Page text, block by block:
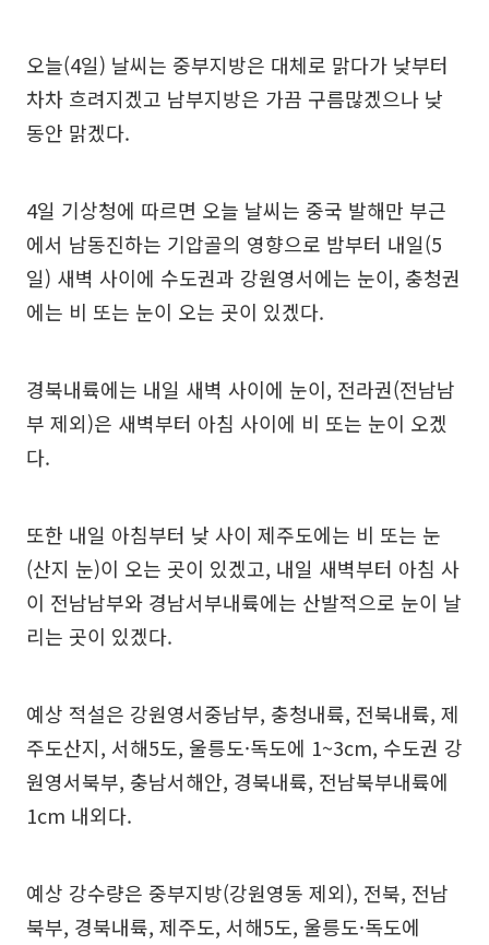
오늘(4일) 날씨는 중부지방은 대체로 맑다가 낮부터
차차 흐려지겠고 남부지방은 가끔 구름많겠으나 낮
동안 맑겠다.
4일 기상청에 따르면 오늘 날씨는 중국 발해만 부근
에서 남동진하는 기압골의 영향으로 밤부터 내일(5
일) 새벽 사이에 수도권과 강원영서에는 눈이, 충청권
에는 비 또는 눈이 오는 곳이 있겠다.
경북내륙에는 내일 새벽 사이에 눈이, 전라권(전남남
부 제외)은 새벽부터 아침 사이에 비 또는 눈이 오겠
다.
또한 내일 아침부터 낮 사이 제주도에는 비 또는 눈
(산지 눈)이 오는 곳이 있겠고, 내일 새벽부터 아침 사
이 전남남부와 경남서부내륙에는 산발적으로 눈이 날
리는 곳이 있겠다.
예상 적설은 강원영서중남부, 충청내륙, 전북내륙, 제
주도산지, 서해5도, 울릉도·독도에 1~3cm, 수도권 강
원영서북부, 충남서해안, 경북내륙, 전남북부내륙에
1cm 내외다.
예상 강수량은 중부지방(강원영동 제외), 전북, 전남
북부, 경북내륙, 제주도, 서해5도, 울릉도·독도에